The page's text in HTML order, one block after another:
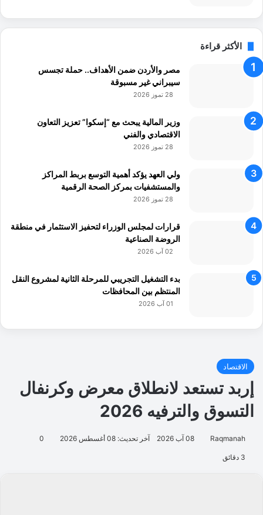
الأكثر قراءة
مصر والأردن ضمن الأهداف.. حملة تجسس
سيبراني غير مسبوقة
28 تموز 2026
وزير المالية يبحث مع “إسكوا” تعزيز التعاون
الاقتصادي والفني
28 تموز 2026
ولي العهد يؤكد أهمية التوسع بربط المراكز
والمستشفيات بمركز الصحة الرقمية
28 تموز 2026
قرارات لمجلس الوزراء لتحفيز الاستثمار في منطقة
الروضة الصناعية
02 آب 2026
بدء التشغيل التجريبي للمرحلة الثانية لمشروع النقل
المنتظم بين المحافظات
01 آب 2026